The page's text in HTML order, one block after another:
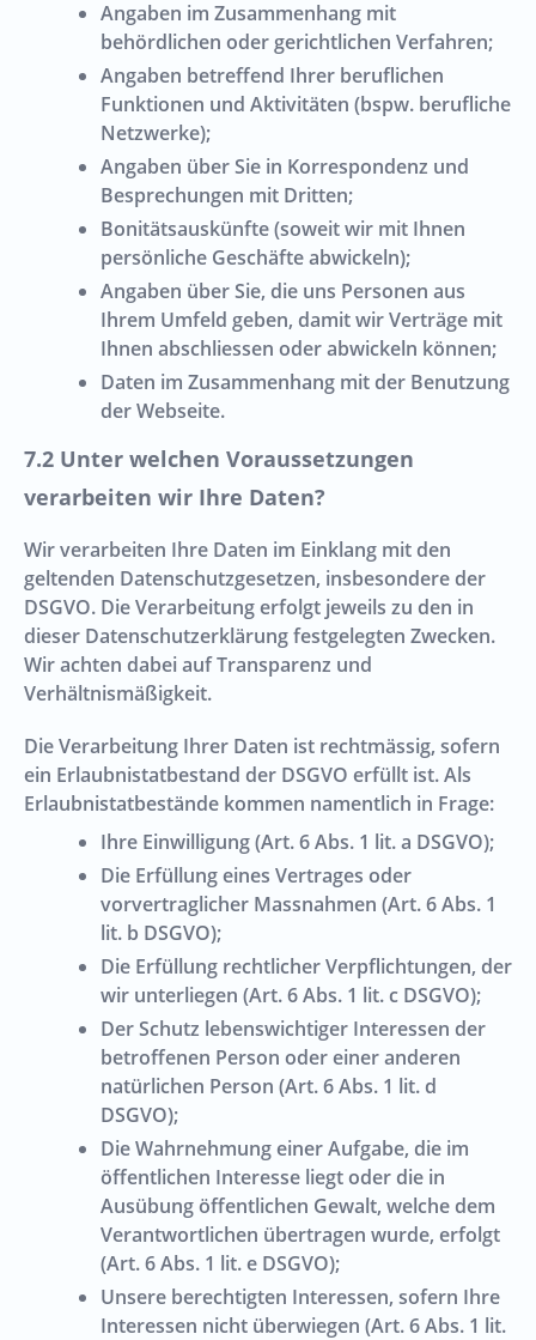
Angaben im Zusammenhang mit
behördlichen oder gerichtlichen Verfahren;
Angaben betreffend Ihrer beruflichen
Funktionen und Aktivitäten (bspw. berufliche
Netzwerke);
Angaben über Sie in Korrespondenz und
Besprechungen mit Dritten;
Bonitätsauskünfte (soweit wir mit Ihnen
persönliche Geschäfte abwickeln);
Angaben über Sie, die uns Personen aus
Ihrem Umfeld geben, damit wir Verträge mit
Ihnen abschliessen oder abwickeln können;
Daten im Zusammenhang mit der Benutzung
der Webseite.
Unter welchen Voraussetzungen
verarbeiten wir Ihre Daten?
Wir verarbeiten Ihre Daten im Einklang mit den
geltenden Datenschutzgesetzen, insbesondere der
DSGVO. Die Verarbeitung erfolgt jeweils zu den in
dieser Datenschutzerklärung festgelegten Zwecken.
Wir achten dabei auf Transparenz und
Verhältnismäßigkeit.
Die Verarbeitung Ihrer Daten ist rechtmässig, sofern
ein Erlaubnistatbestand der DSGVO erfüllt ist. Als
Erlaubnistatbestände kommen namentlich in Frage:
Ihre Einwilligung (Art. 6 Abs. 1 lit. a DSGVO);
Die Erfüllung eines Vertrages oder
vorvertraglicher Massnahmen (Art. 6 Abs. 1
lit. b DSGVO);
Die Erfüllung rechtlicher Verpflichtungen, der
wir unterliegen (Art. 6 Abs. 1 lit. c DSGVO);
Der Schutz lebenswichtiger Interessen der
betroffenen Person oder einer anderen
natürlichen Person (Art. 6 Abs. 1 lit. d
DSGVO);
Die Wahrnehmung einer Aufgabe, die im
öffentlichen Interesse liegt oder die in
Ausübung öffentlichen Gewalt, welche dem
Verantwortlichen übertragen wurde, erfolgt
(Art. 6 Abs. 1 lit. e DSGVO);
Unsere berechtigten Interessen, sofern Ihre
Interessen nicht überwiegen (Art. 6 Abs. 1 lit.